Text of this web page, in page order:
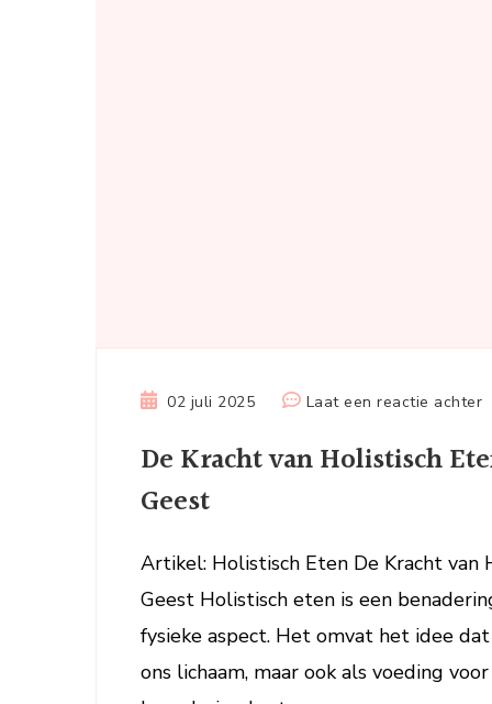
02 juli 2025 Laat een reactie achterop
De Kracht van Holistisch
Geest
Artikel: Holistisch Eten De Kracht van
Geest Holistisch eten is een
fysieke aspect. Het omvat het idee
ons lichaam, maar ook als voeding